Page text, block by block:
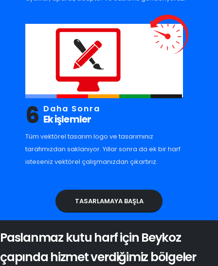
6 Daha Sonra
Ek işlemler
Tüm vektörel tasarım logo ve tasarımınız
tarafımızdan saklanıyor. Yıllar sonra da ek bir harf
isteseniz vektörel çalışmanızdan çıkartırız.
TASARLAMAYA BAŞLA
Paslanmaz kutu harf için Beykoz
çapında hizmet verdiğimiz bölgeler